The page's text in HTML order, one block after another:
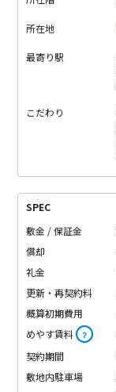
所在地
最寄り駅
こだわり
SPEC
敷金 / 保証金
償却
礼金
更新・再契約料
概算初期費用
めやす賃料 ？
契約期間
敷地内駐車場